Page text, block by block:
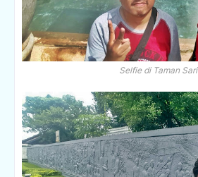
Selfie di Taman Sari